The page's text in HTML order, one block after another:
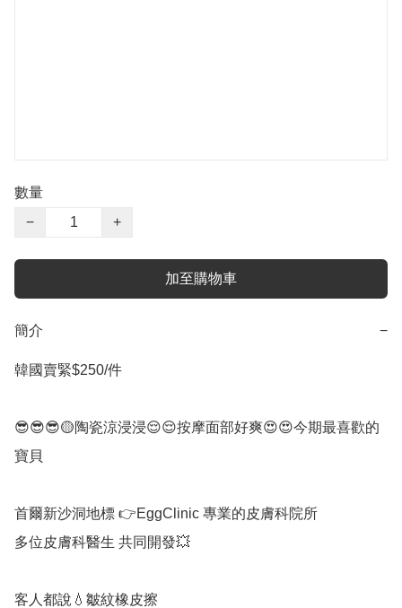
數量
−
+
加至購物車
簡介 −
韓國賣緊$250/件
😎😎😎🟡陶瓷涼浸浸😌😌按摩面部好爽😍😍今期最喜歡的
寶貝
首爾新沙洞地標 👉EggClinic 專業的皮膚科院所
多位皮膚科醫生 共同開發💥
客人都說💧皺紋橡皮擦